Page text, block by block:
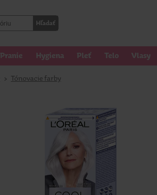
Hľadať
Pranie Hygiena Pleť Telo Vlasy
> Tónovacie farby